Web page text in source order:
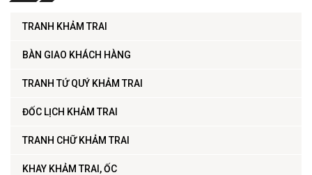
TRANH KHẢM TRAI
BÀN GIAO KHÁCH HÀNG
TRANH TỨ QUÝ KHẢM TRAI
ĐỐC LỊCH KHẢM TRAI
TRANH CHỮ KHẢM TRAI
KHAY KHẢM TRAI, ỐC